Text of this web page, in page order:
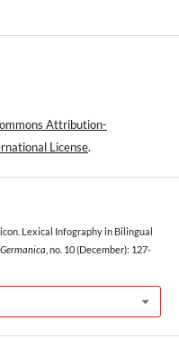
Attribution-
License.
Lexical Infography in Bilingual
, no. 10 (December): 127-